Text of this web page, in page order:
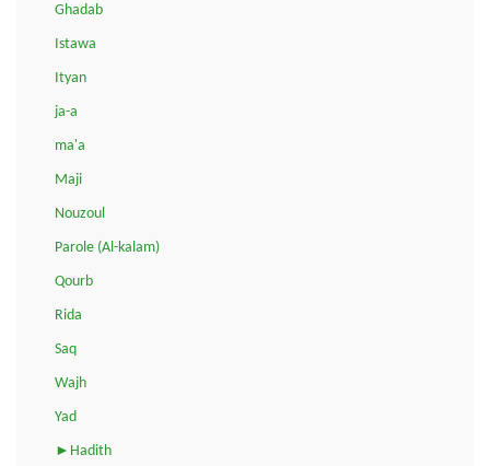
Ghadab
Istawa
Ityan
ja-a
ma'a
Maji
Nouzoul
Parole (Al-kalam)
Qourb
Rida
Saq
Wajh
Yad
►Hadith